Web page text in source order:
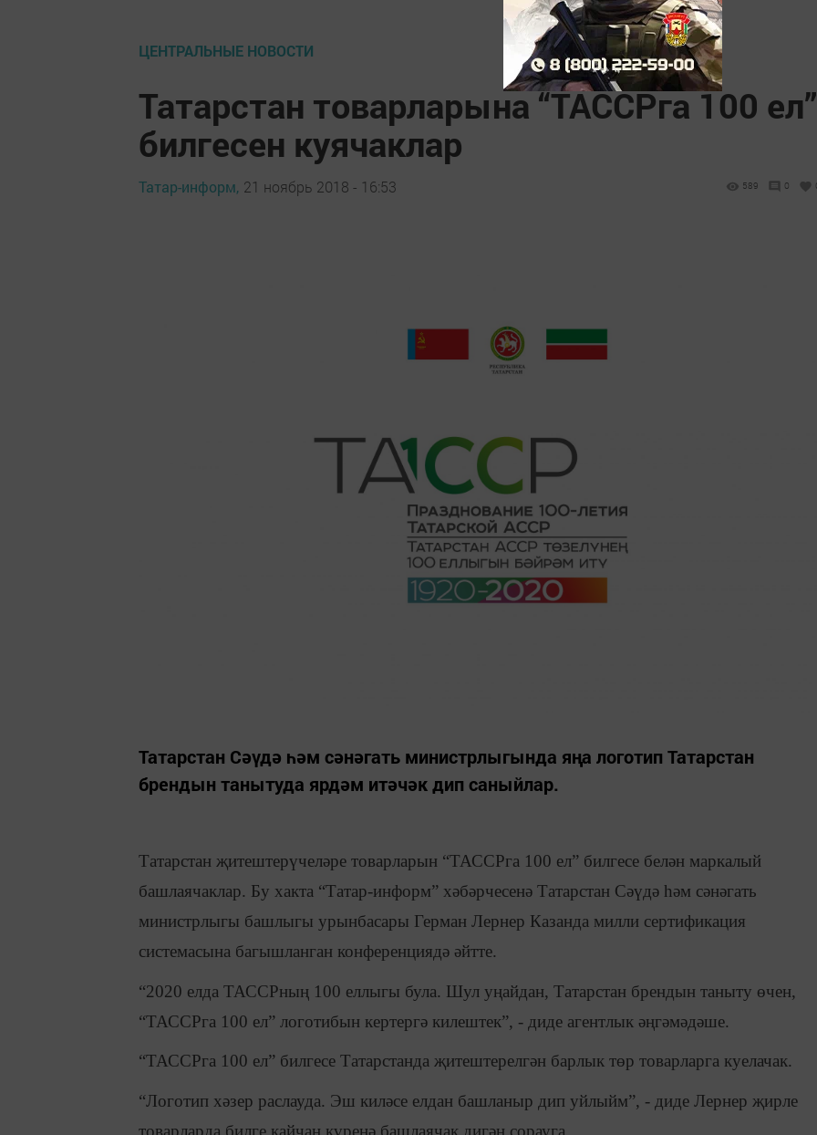
ЦЕНТРАЛЬНЫЕ НОВОСТИ
Татарстан товарларына “ТАССРга 100 ел”
билгесен куячаклар
Татар-информ, 21 ноябрь 2018 - 16:53 589 0
Татарстан Сәүдә һәм сәнәгать министрлыгында яңа логотип Татарстан
брендын танытуда ярдәм итәчәк дип саныйлар.
Татарстан җитештерүчеләре товарларын “ТАССРга 100 ел” билгесе белән маркалый
башлаячаклар. Бу хакта “Татар-информ” хәбәрчесенә Татарстан Сәүдә һәм сәнәгать
министрлыгы башлыгы урынбасары Герман Лернер Казанда милли сертификация
системасына багышланган конференциядә әйтте.
“2020 елда ТАССРның 100 еллыгы була. Шул уңайдан, Татарстан брендын таныту өчен,
“ТАССРга 100 ел” логотибын кертергә килештек”, - диде агентлык әңгәмәдәше.
“ТАССРга 100 ел” билгесе Татарстанда җитештерелгән барлык төр товарларга куелачак.
“Логотип хәзер раслауда. Эш киләсе елдан башланыр дип уйлыйм”, - диде Лернер җирле
товарларда билге кайчан күренә башлаячак дигән сорауга.